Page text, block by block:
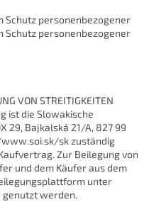
Schutz personenbezogener
Schutz personenbezogener
VON STREITIGKEITEN
ist die Slowakische
29, Bajkalská 21/A, 827 99
sk zuständig
Zur Beilegung von
und dem Käufer aus dem
unter
werden.